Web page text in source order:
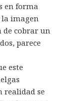
en forma
la imagen
de cobrar un
parece
este
realidad se